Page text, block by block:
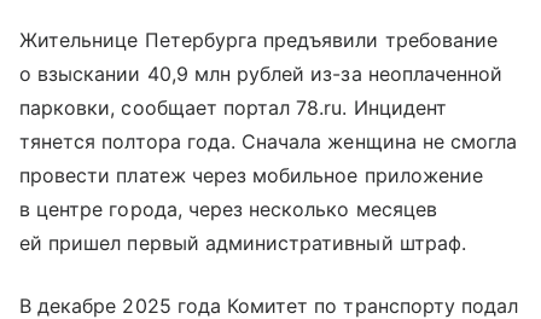
Жительнице Петербурга предъявили требование
о взыскании 40,9 млн рублей из-за неоплаченной
парковки, сообщает портал 78.ru. Инцидент
тянется полтора года. Сначала женщина не смогла
провести платеж через мобильное приложение
в центре города, через несколько месяцев
ей пришел первый административный штраф.
В декабре 2025 года Комитет по транспорту подал